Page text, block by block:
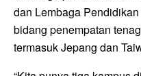
dan Lembaga
bidang penempatan
termasuk Jepang dan